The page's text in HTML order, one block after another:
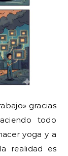
gracias
todo
yoga y a
realidad es